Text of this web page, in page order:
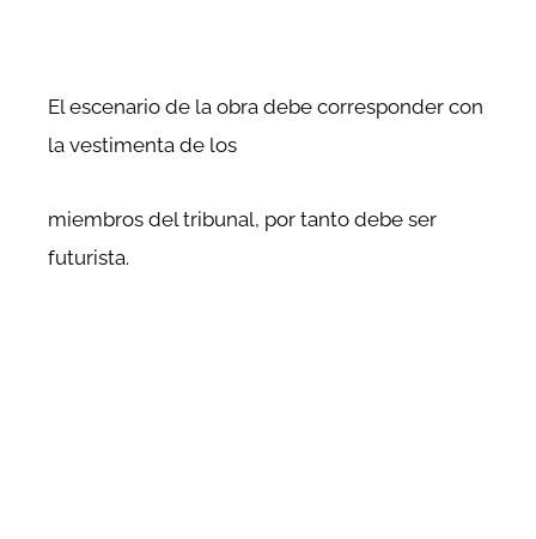
El escenario de la obra debe corresponder con
la vestimenta de los
miembros del tribunal, por tanto debe ser
futurista.